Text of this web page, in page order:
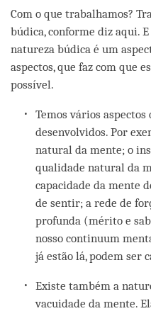
Com o que trabalhamos?
búdica, conforme diz aqui.
natureza búdica é um
aspectos, que faz com que
possível.
Temos vários
desenvolvidos. Por
natural da mente; o
qualidade natural da
capacidade da mente
de sentir; a rede de
profunda (mérito e
nosso continuum
já estão lá, podem ser
Existe também a
vacuidade da mente.